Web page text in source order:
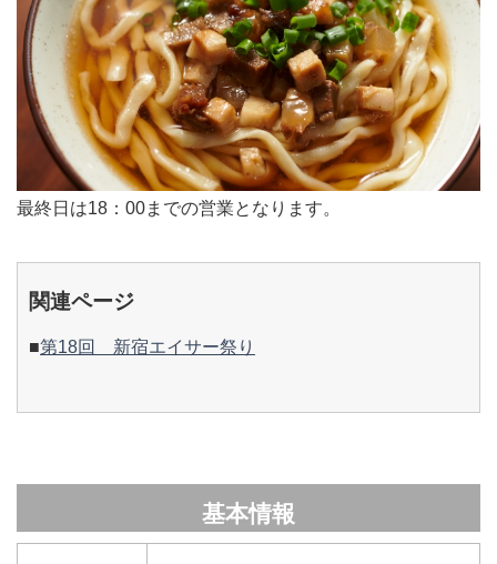
最終日は18：00までの営業となります。
関連ページ
■第18回 新宿エイサー祭り
基本情報